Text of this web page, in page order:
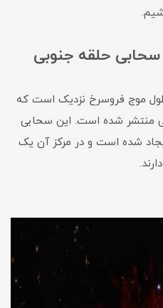
حلقه جنوبی
موج فروسرخ نزدیک است که
منتشر شده است. این سحابی
شده است و در مرکز آن یک